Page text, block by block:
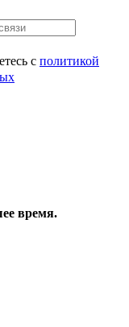
с политикой
время.